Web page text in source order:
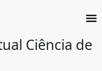
Ciência de